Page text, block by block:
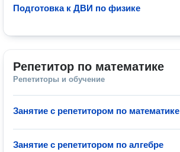
Подготовка к ДВИ по физике
Репетитор по математике
Репетиторы и обучение
Занятие с репетитором по математике
Занятие с репетитором по алгебре